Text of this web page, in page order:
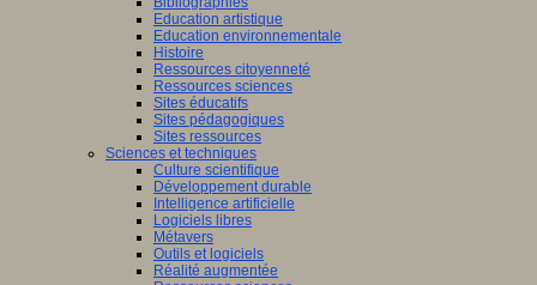
Education artistique
Education environnementale
Histoire
Ressources citoyenneté
Ressources sciences
Sites éducatifs
Sites pédagogiques
Sites ressources
Sciences et techniques
Culture scientifique
Développement durable
Intelligence artificielle
Logiciels libres
Métavers
Outils et logiciels
Réalité augmentée